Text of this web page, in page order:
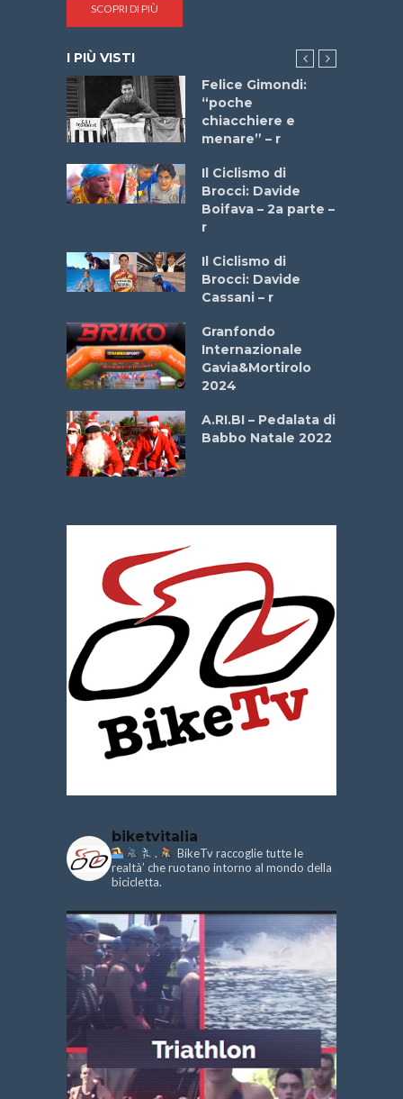
SCOPRI DI PIÙ
I PIÙ VISTI
Felice Gimondi:
“poche
chiacchiere e
menare” – r
Il Ciclismo di
Brocci: Davide
Boifava – 2a parte –
r
Il Ciclismo di
Brocci: Davide
Cassani – r
Granfondo
Internazionale
Gavia&Mortirolo
2024
A.RI.BI – Pedalata di
Babbo Natale 2022
biketvitalia
.
BikeTv raccoglie tutte le
realtà’ che ruotano intorno al mondo della
bicicletta.